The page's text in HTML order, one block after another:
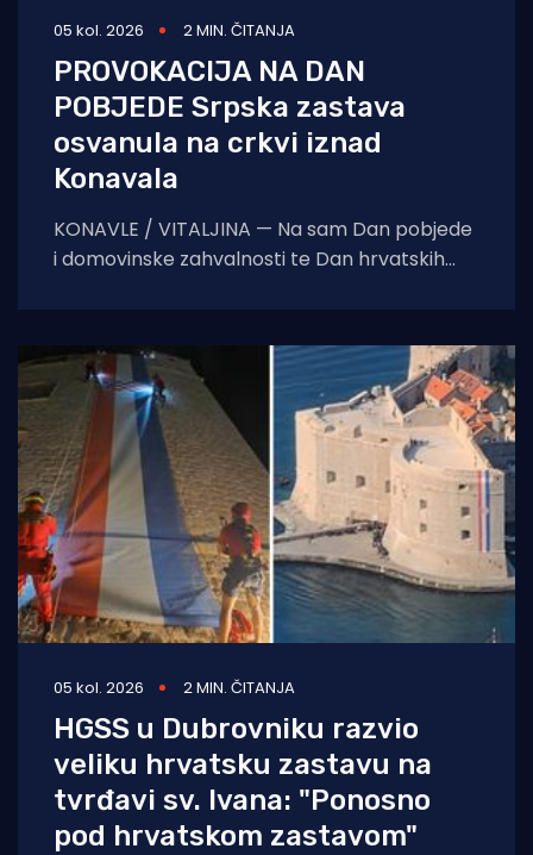
05 kol. 2026 2 MIN. ČITANJA
PROVOKACIJA NA DAN
POBJEDE Srpska zastava
osvanula na crkvi iznad
Konavala
KONAVLE / VITALJINA — Na sam Dan pobjede
i domovinske zahvalnosti te Dan hrvatskih
05 kol. 2026 2 MIN. ČITANJA
HGSS u Dubrovniku razvio
veliku hrvatsku zastavu na
tvrđavi sv. Ivana: "Ponosno
pod hrvatskom zastavom"